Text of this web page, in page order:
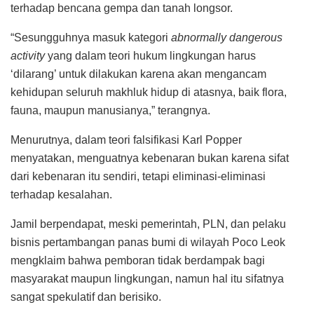
terhadap bencana gempa dan tanah longsor.
“Sesungguhnya masuk kategori abnormally dangerous
activityyang dalam teori hukum lingkungan harus
‘dilarang’ untuk dilakukan karena akan mengancam
kehidupan seluruh makhluk hidup di atasnya, baik flora,
fauna, maupun manusianya,” terangnya.
Menurutnya, dalam teori falsifikasi Karl Popper
menyatakan, menguatnya kebenaran bukan karena sifat
dari kebenaran itu sendiri, tetapi eliminasi-eliminasi
terhadap kesalahan.
Jamil berpendapat, meski pemerintah, PLN, dan pelaku
bisnis pertambangan panas bumi di wilayah Poco Leok
mengklaim bahwa pemboran tidak berdampak bagi
masyarakat maupun lingkungan, namun hal itu sifatnya
sangat spekulatif dan berisiko.